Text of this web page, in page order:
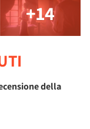
+14
della